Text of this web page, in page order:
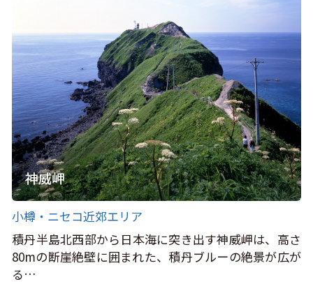
神威岬
小樽・ニセコ近郊エリア
積丹半島北西部から日本海に突き出す神威岬は、高さ
80mの断崖絶壁に囲まれた、積丹ブルーの絶景が広が
る…